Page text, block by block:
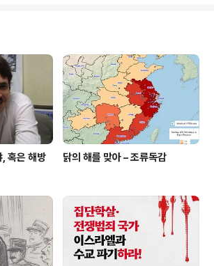
음날에 "야당의 횡포를 비판하
고개를 끄덕였다"라고 실토했
는 태도가 아니라, 12.3 새벽과
야 한다. 그 새벽에 침묵하고 있었
하지 말고 권력을 유지해 주자는
기..
혹은 해방
닭의 해를 맞아 – 조류독감